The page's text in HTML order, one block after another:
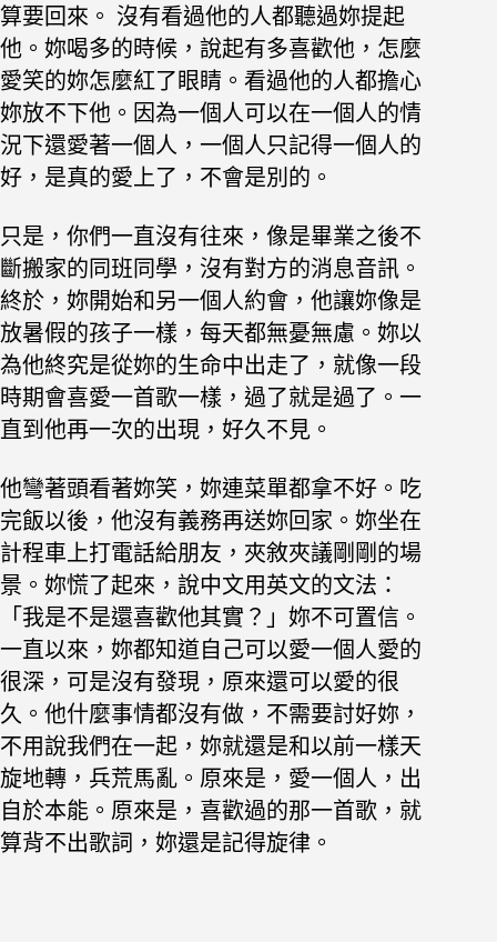
算要回來。 沒有看過他的人都聽過妳提起
他。妳喝多的時候，說起有多喜歡他，怎麼
愛笑的妳怎麼紅了眼睛。看過他的人都擔心
妳放不下他。因為一個人可以在一個人的情
況下還愛著一個人，一個人只記得一個人的
好，是真的愛上了，不會是別的。
只是，你們一直沒有往來，像是畢業之後不
斷搬家的同班同學，沒有對方的消息音訊。
終於，妳開始和另一個人約會，他讓妳像是
放暑假的孩子一樣，每天都無憂無慮。妳以
為他終究是從妳的生命中出走了，就像一段
時期會喜愛一首歌一樣，過了就是過了。一
直到他再一次的出現，好久不見。
他彎著頭看著妳笑，妳連菜單都拿不好。吃
完飯以後，他沒有義務再送妳回家。妳坐在
計程車上打電話給朋友，夾敘夾議剛剛的場
景。妳慌了起來，說中文用英文的文法：
「我是不是還喜歡他其實？」妳不可置信。
一直以來，妳都知道自己可以愛一個人愛的
很深，可是沒有發現，原來還可以愛的很
久。他什麼事情都沒有做，不需要討好妳，
不用說我們在一起，妳就還是和以前一樣天
旋地轉，兵荒馬亂。原來是，愛一個人，出
自於本能。原來是，喜歡過的那一首歌，就
算背不出歌詞，妳還是記得旋律。